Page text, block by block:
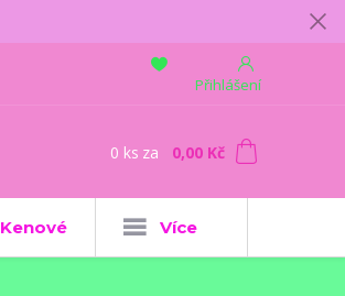
Přihlášení
0 ks za 0,00 Kč
Kenové Více